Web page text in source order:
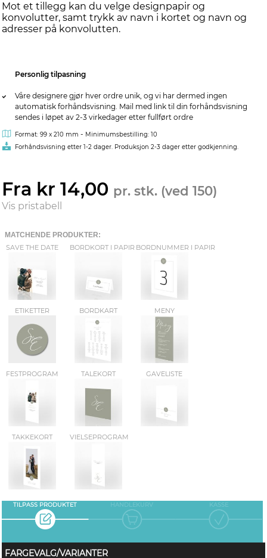
Mot et tillegg kan du velge designpapir og
konvolutter, samt trykk av navn i kortet og navn og
adresser på konvolutten.
Personlig tilpasning
Våre designere gjør hver ordre unik, og vi har dermed ingen
automatisk forhåndsvisning. Mail med link til din forhåndsvisning
sendes i løpet av 2-3 virkedager etter fullført ordre
Format: 99 x 210 mm - Minimumsbestilling: 10
Forhåndsvisning etter 1-2 dager. Produksjon 2-3 dager etter godkjenning.
Fra kr 14,00 pr. stk. (ved 150)
Vis pristabell
MATCHENDE PRODUKTER:
SAVE THE DATE
BORDKORT I PAPIR BORDNUMMER I PAPIR
ETIKETTER BORDKART MENY
FESTPROGRAM TALEKORT GAVELISTE
TAKKEKORT VIELSEPROGRAM
TILPASS PRODUKTET HANDLEKURV KASSE
FARGEVALG/VARIANTER